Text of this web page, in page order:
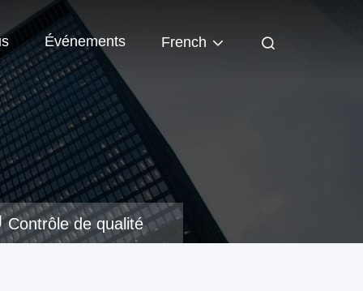
Événements French
Contrôle de qualité